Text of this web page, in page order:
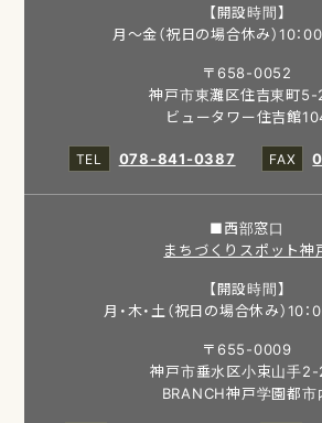
【開設時間】
月～金（祝日の場合休み）10：
〒658-0052
神戸市東灘区住吉東町
ビュータワー住吉館
078-841-0387
■西部窓口
まちづくりスポット神
【開設時間】
月・木・土（祝日の場合休み）10
〒655-0009
神戸市垂水区小束山手
BRANCH神戸学園都市